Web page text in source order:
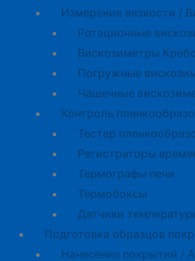
Измерение вязкости /
Ротационные
Вискозиметры
Погружные
Чашечные
Контроль
Тестер
Регистраторы
Термографы печи
Термобоксы
Датчики
Подготовка образцов
Нанесение покрытий /